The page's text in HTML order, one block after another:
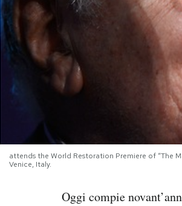
attends the World Restoration Premiere of “The
Venice, Italy.
Oggi compie